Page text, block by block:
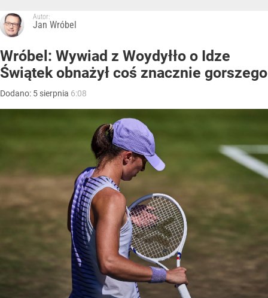
Autor:
Jan Wróbel
Wróbel: Wywiad z Woydyłło o Idze
Świątek obnażył coś znacznie gorszego
Dodano: 5 sierpnia 6:08